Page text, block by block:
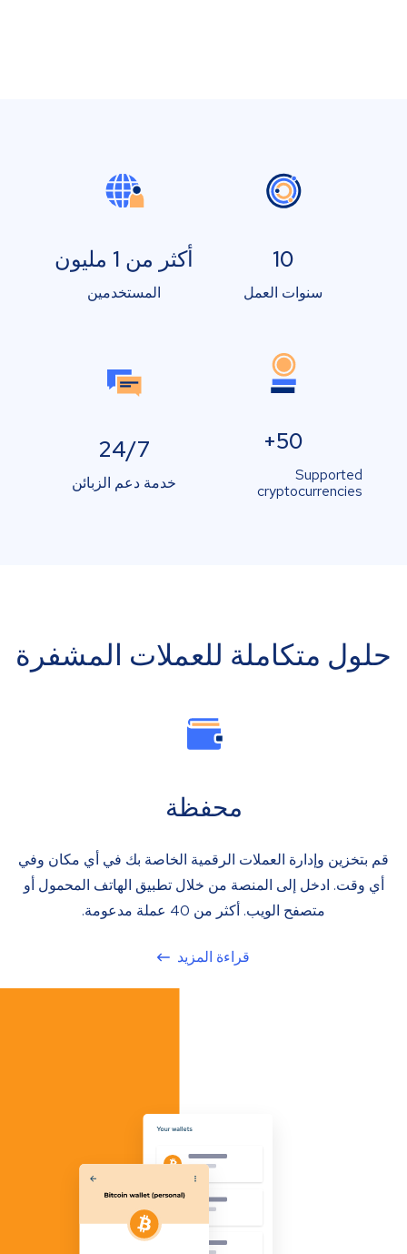
10
سنوات العمل
أكثر من 1 مليون
المستخدمين
50+
Supported
cryptocurrencies
24/7
خدمة دعم الزبائن
حلول متكاملة للعملات المشفرة
محفظة
قم بتخزين وإدارة العملات الرقمية الخاصة بك في أي مكان وفي
أي وقت. ادخل إلى المنصة من خلال تطبيق الهاتف المحمول أو
متصفح الويب. أكثر من 40 عملة مدعومة.
قراءة المزيد